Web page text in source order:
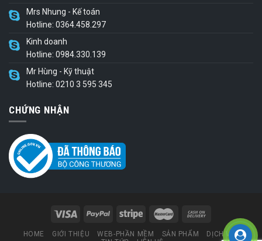
Mrs Nhung - Kế toán
Hotline: 0364.458.297
Kinh doanh
Hotline: 0984.330.139
Mr Hùng - Kỹ thuật
Hotline: 0210 3 595 345
CHỨNG NHẬN
HOME GIỚI THIỆU WEB-PHẦN MỀM SẢN PHẨM
DỊCH VỤ